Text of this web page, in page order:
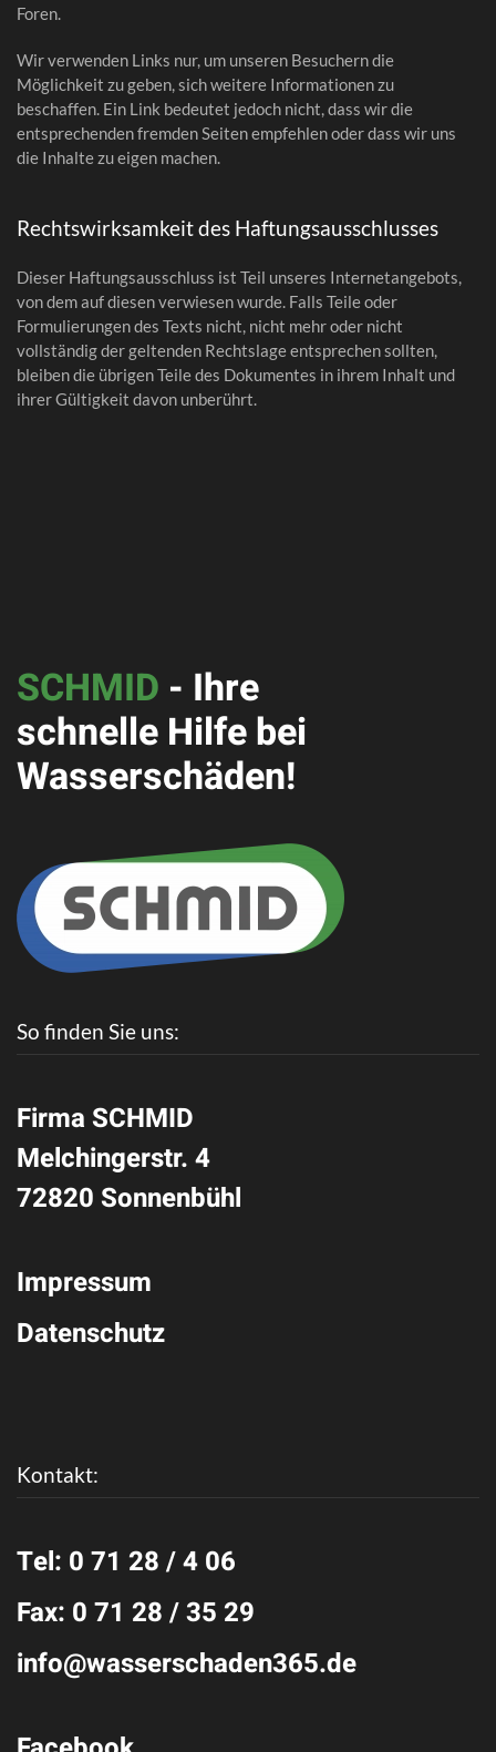
Foren.
Wir verwenden Links nur, um unseren Besuchern die
Möglichkeit zu geben, sich weitere Informationen zu
beschaffen. Ein Link bedeutet jedoch nicht, dass wir die
entsprechenden fremden Seiten empfehlen oder dass wir uns
die Inhalte zu eigen machen.
Rechtswirksamkeit des Haftungsausschlusses
Dieser Haftungsausschluss ist Teil unseres Internetangebots,
von dem auf diesen verwiesen wurde. Falls Teile oder
Formulierungen des Texts nicht, nicht mehr oder nicht
vollständig der geltenden Rechtslage entsprechen sollten,
bleiben die übrigen Teile des Dokumentes in ihrem Inhalt und
ihrer Gültigkeit davon unberührt.
SCHMID - Ihre
schnelle Hilfe bei
Wasserschäden!
So finden Sie uns:
Firma SCHMID
Melchingerstr. 4
72820 Sonnenbühl
Impressum
Datenschutz
Kontakt:
Tel: 0 71 28 / 4 06
Fax: 0 71 28 / 35 29
info@wasserschaden365.de